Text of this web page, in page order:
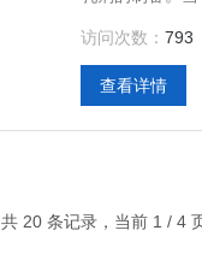
访问次数： 793
查看详情
共 20 条记录，当前 1 / 4